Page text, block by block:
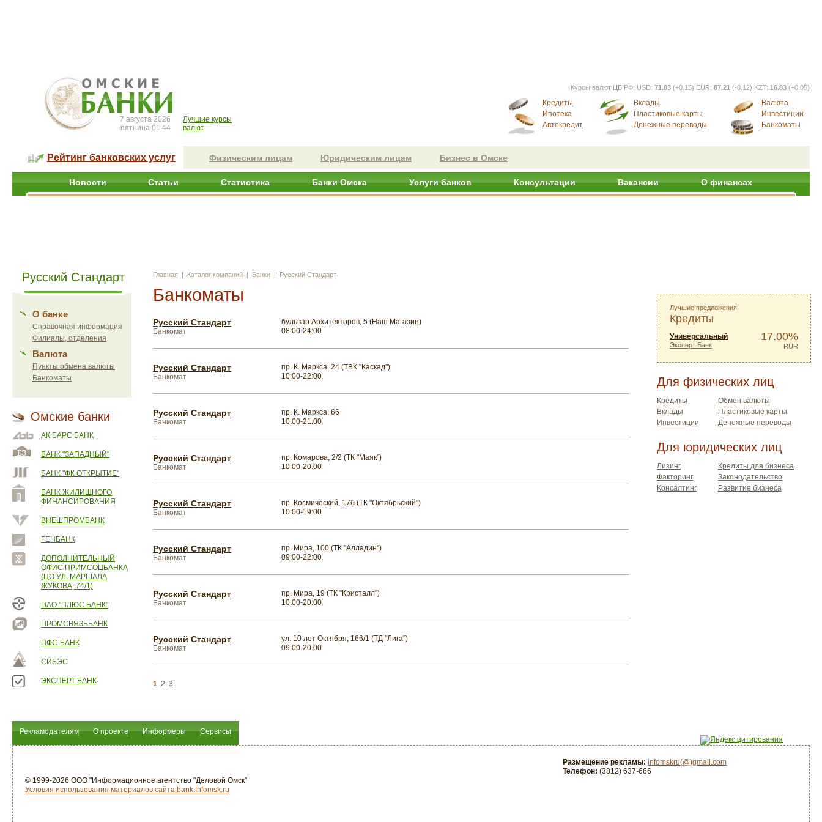
7 августа 2026
пятница 01:44
Лучшие курсы
валют
Курсы валют ЦБ РФ: USD: 71.83 (+0.15) EUR: 87.21 (-0.12) KZT: 16.83 (+0.05)
Кредиты
Ипотека
Автокредит
Вклады
Пластиковые карты
Денежные переводы
Валюта
Инвестиции
Банкоматы
Рейтинг банковских услуг Физическим лицам Юридическим лицам Бизнес в Омске
Новости Статьи Статистика Банки Омска Услуги банков Консультации Вакансии О финансах
Русский Стандарт
О банке
Справочная информация
Филиалы, отделения
Валюта
Пункты обмена валюты
Банкоматы
Омские банки
АК БАРС БАНК
БАНК "ЗАПАДНЫЙ"
БАНК "ФК ОТКРЫТИЕ"
БАНК ЖИЛИЩНОГО
ФИНАНСИРОВАНИЯ
ВНЕШПРОМБАНК
ГЕНБАНК
ДОПОЛНИТЕЛЬНЫЙ
ОФИС ПРИМСОЦБАНКА
(ЦО УЛ. МАРШАЛА
ЖУКОВА, 74/1)
ПАО "ПЛЮС БАНК"
ПРОМСВЯЗЬБАНК
ПФС-БАНК
СИБЭС
ЭКСПЕРТ БАНК
Главная | Каталог компаний | Банки | Русский Стандарт
Банкоматы
Русский Стандарт
Банкомат
бульвар Архитекторов, 5 (Наш Магазин)
08:00-24:00
Русский Стандарт
Банкомат
пр. К. Маркса, 24 (ТВК "Каскад")
10:00-22:00
Русский Стандарт
Банкомат
пр. К. Маркса, 66
10:00-21:00
Русский Стандарт
Банкомат
пр. Комарова, 2/2 (ТК "Маяк")
10:00-20:00
Русский Стандарт
Банкомат
пр. Космический, 17б (ТК "Октябрьский")
10:00-19:00
Русский Стандарт
Банкомат
пр. Мира, 100 (ТК "Алладин")
09:00-22:00
Русский Стандарт
Банкомат
пр. Мира, 19 (ТК "Кристалл")
10:00-20:00
Русский Стандарт
Банкомат
ул. 10 лет Октября, 166/1 (ТД "Лига")
09:00-20:00
1 2 3
Лучшие предложения
Кредиты
Универсальный
Эксперт Банк
17.00%
RUR
Для физических лиц
Кредиты
Вклады
Инвестиции
Обмен валюты
Пластиковые карты
Денежные переводы
Для юридических лиц
Лизинг
Факторинг
Консалтинг
Кредиты для бизнеса
Законодательство
Развитие бизнеса
Рекламодателям О проекте Информеры Сервисы
© 1999-2026 ООО "Информационное агентство "Деловой Омск"
Условия использования материалов сайта bank.Infomsk.ru
Размещение рекламы: infomskru(@)gmail.com
Телефон: (3812) 637-666